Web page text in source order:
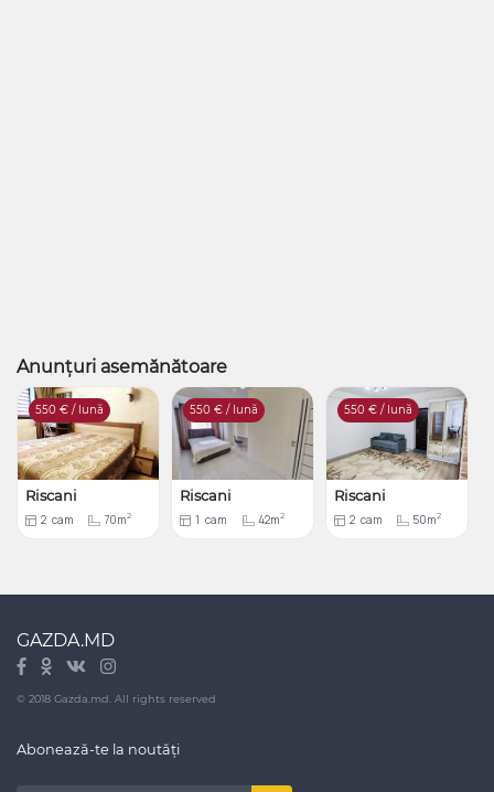
Anunțuri asemănătoare
550 € / lună
Riscani
2 cam 70m2
550 € / lună
Riscani
1 cam 42m2
550 € / lună
Riscani
2 cam 50m2
GAZDA.MD
© 2018 Gazda.md. All rights reserved
Abonează-te la noutăți